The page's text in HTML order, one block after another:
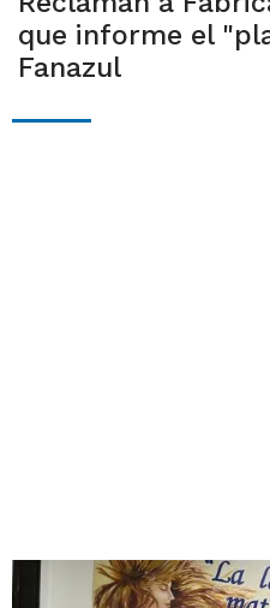
que informe el
Fanazul